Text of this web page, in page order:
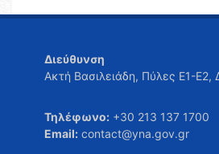
Διεύθυνση
Ακτή Βασιλειάδη, Πύλες Ε1-
Τηλέφωνο: +30 213 137 1700
Email: contact@yna.gov.gr